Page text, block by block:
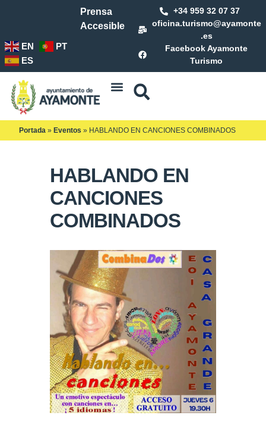
Prensa
Accesible
+34 959 32 07 37
oficina.turismo@ayamonte
.es
Facebook Ayamonte
Turismo
EN
PT
ES
Portada » Eventos » HABLANDO EN CANCIONES COMBINADOS
HABLANDO EN
CANCIONES
COMBINADOS